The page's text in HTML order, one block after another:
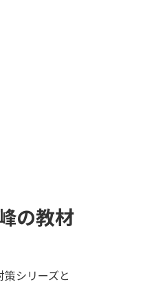
の教材
シリーズと